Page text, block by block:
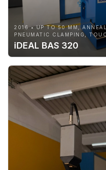
2016 • UP TO 50 MM,
PNEUMATIC CLAMPING,
iDEAL BAS 320